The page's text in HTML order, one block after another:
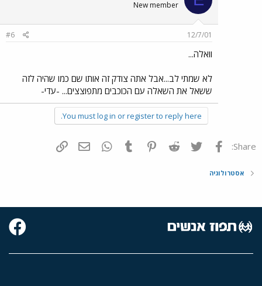
New member
12/7/01
#6
וואלה...
לא שמתי לב...אבל אתה צודק זה אותו שם כמו שהיה לזה
ששאל את השאלה עם הכוכבים מתפוצצים... -עדי-
You must log in or register to reply here.
Share: פייסבוק Twitter
Reddit
Pinterest
Tumblr
WhatsAppדואר אלקטרוני
אסטרולוגיה